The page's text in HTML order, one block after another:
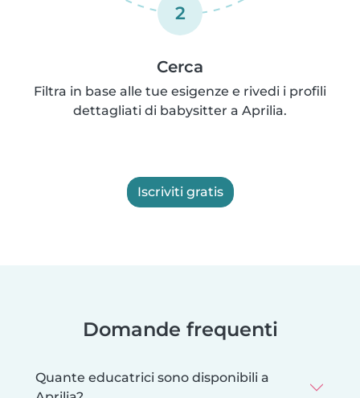
2
Cerca
Filtra in base alle tue esigenze e rivedi i profili
dettagliati di babysitter a Aprilia.
Iscriviti gratis
Domande frequenti
Quante educatrici sono disponibili a